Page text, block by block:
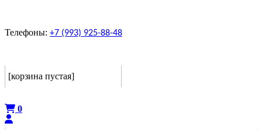
Телефоны: +7 (993) 925-88-48
[корзина пустая]
0